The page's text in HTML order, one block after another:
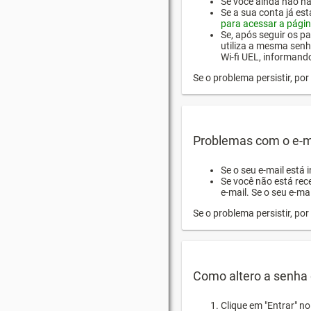
Se a sua conta já
para acessar a
Se, após seguir os
utiliza a mesma
Wi-fi UEL,
Se o problema persistir,
Problemas com o e-
Se o seu e-mail
Se você não está
e-mail. Se o seu e-
Se o problema persistir,
Como altero a
Clique em "Entrar"